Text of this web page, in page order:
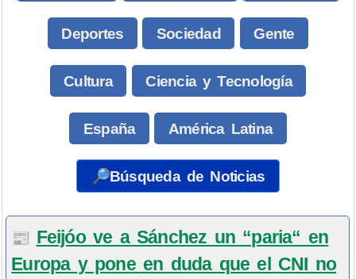
Deportes Sociedad Gente
Cultura Ciencia y Tecnología
España América Latina
🔎Búsqueda de Noticias
📰 Feijóo ve a Sánchez un “paria“ en
Europa y pone en duda que el CNI no